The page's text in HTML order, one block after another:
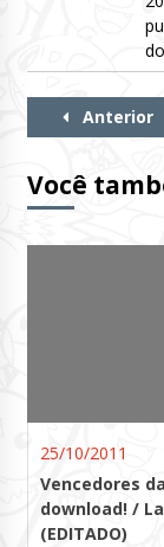
Continue
Anterior
Você
25/10/2011
Vencedores
download! /
(EDITADO)